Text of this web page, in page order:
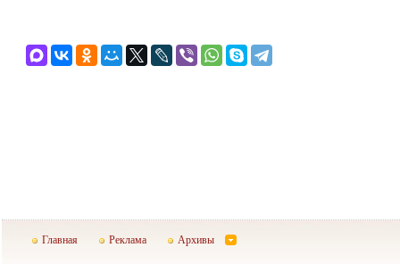
Главная Реклама Архивы